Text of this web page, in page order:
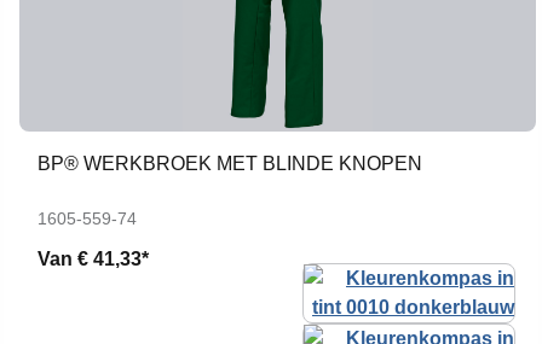
BP® WERKBROEK MET BLINDE KNOPEN
1605-559-74
Van € 41,33*